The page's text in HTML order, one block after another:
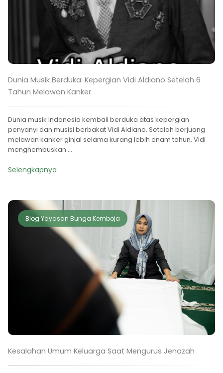
Dunia Musik Berduka: Kepergian Vidi Aldiano Setelah 6
Tahun Melawan Kanker
Dunia musik Indonesia kembali berduka atas kepergian
penyanyi dan musisi berbakat Vidi Aldiano. Setelah berjuang
melawan kanker ginjal selama kurang lebih enam tahun, Vidi
menghembuskan ...
Selengkapnya
Blog Yayasan Bunga Kemboja
Kesalahan Umum Keluarga Saat Mengurus Jenazah